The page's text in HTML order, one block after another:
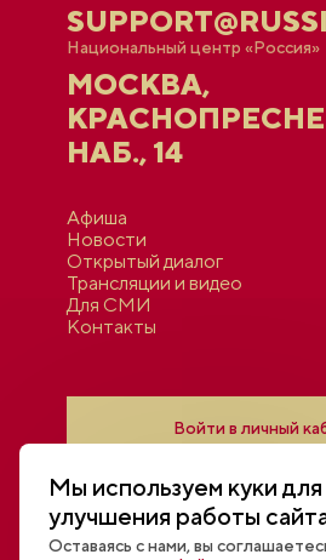
Национальный центр «Россия»
МОСКВА,
НАБ., 14
Афиша
Новости
Открытый диалог
Трансляции и видео
Для СМИ
Контакты
Войти в личный
Мы используем куки для
улучшения работы
Оставаясь с нами, вы